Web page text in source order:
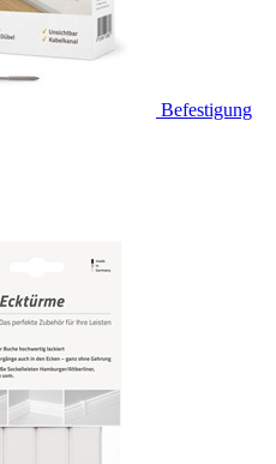
Befestigung